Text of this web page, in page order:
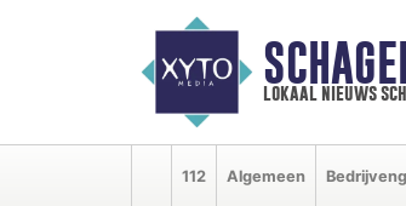
lokaal nieuws
112 Algemeen